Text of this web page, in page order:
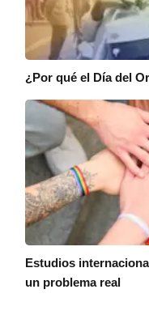
¿Por qué el Día del
Estudios
un problema real